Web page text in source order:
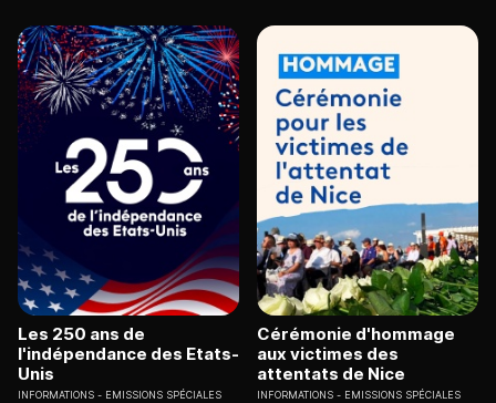
Les 250 ans de
l'indépendance des Etats-
Unis
INFORMATIONS EMISSIONS SPÉCIALES
Cérémonie d'hommage
aux victimes des
attentats de Nice
INFORMATIONS EMISSIONS SPÉCIALES